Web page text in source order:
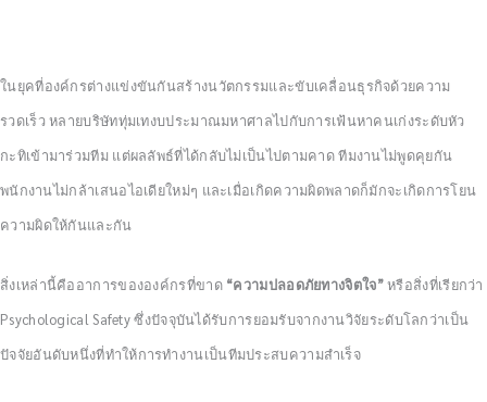
ในยุคที่องค์กรต่างแข่งขันกันสร้างนวัตกรรมและขับเคลื่อนธุรกิจด้วยความ
รวดเร็ว หลายบริษัททุ่มเทงบประมาณมหาศาลไปกับการเฟ้นหาคนเก่งระดับหัว
กะทิเข้ามาร่วมทีม แต่ผลลัพธ์ที่ได้กลับไม่เป็นไปตามคาด ทีมงานไม่พูดคุยกัน
พนักงานไม่กล้าเสนอไอเดียใหม่ๆ และเมื่อเกิดความผิดพลาดก็มักจะเกิดการโยน
ความผิดให้กันและกัน
สิ่งเหล่านี้คืออาการขององค์กรที่ขาด “ความปลอดภัยทางจิตใจ”หรือสิ่งที่เรียกว่า
Psychological Safety ซึ่งปัจจุบันได้รับการยอมรับจากงานวิจัยระดับโลกว่าเป็น
ปัจจัยอันดับหนึ่งที่ทำให้การทำงานเป็นทีมประสบความสำเร็จ